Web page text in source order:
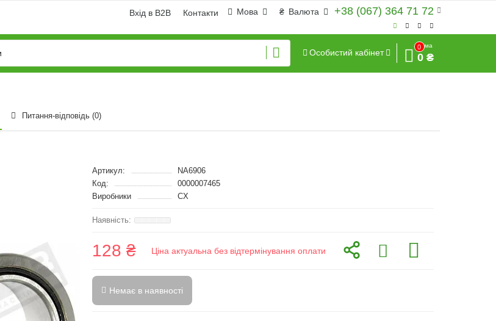
+38 (067) 364 71 72
₴ Валюта
Мова
Вхід в B2B Контакти
Особистий кабінет
0
Сума
0 ₴
Питання-відповідь (0)
Артикул:
NA6906
Код:
0000007465
Виробники
CX
128 ₴ Ціна актуальна без відтермінування оплати
Немає в наявності